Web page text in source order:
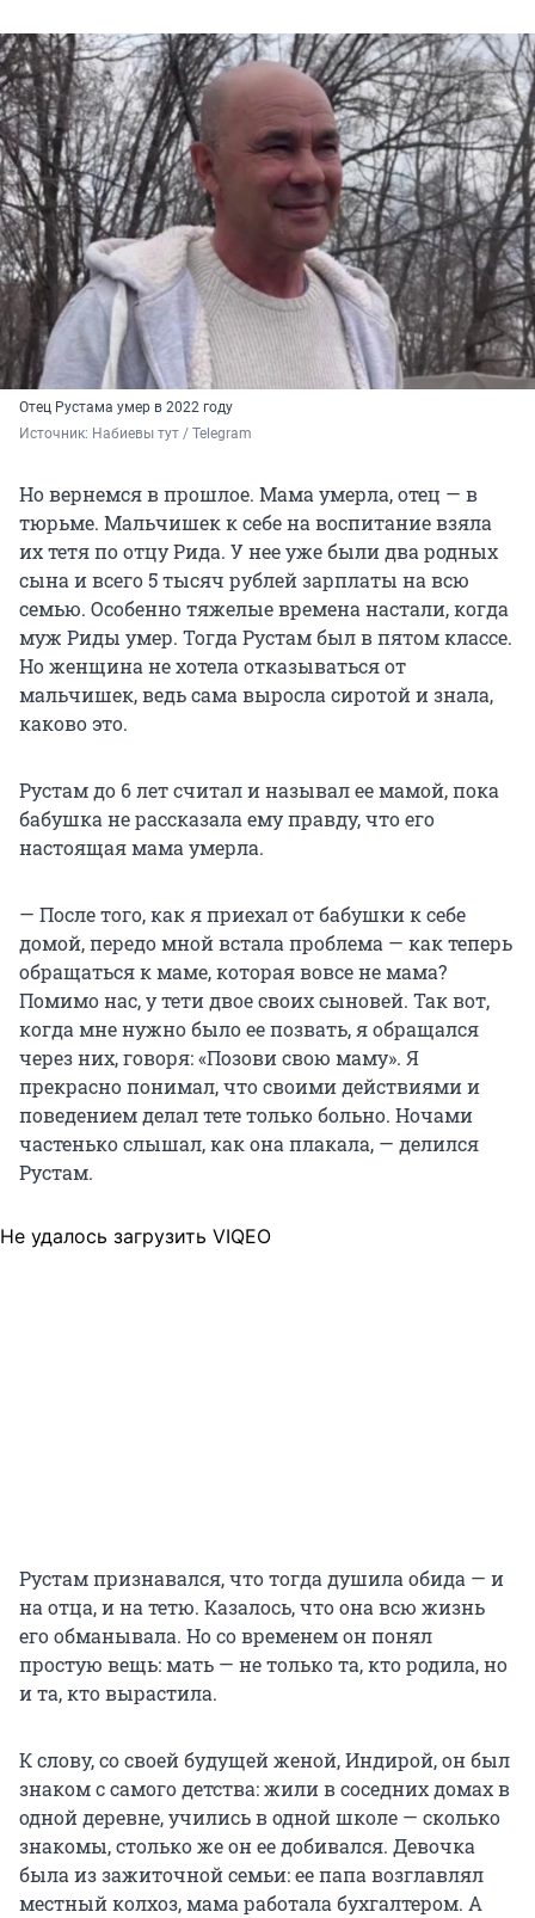
Отец Рустама умер в 2022 году
Источник: Набиевы тут / Telegram
Но вернемся в прошлое. Мама умерла, отец — в
тюрьме. Мальчишек к себе на воспитание взяла
их тетя по отцу Рида. У нее уже были два родных
сына и всего 5 тысяч рублей зарплаты на всю
семью. Особенно тяжелые времена настали, когда
муж Риды умер. Тогда Рустам был в пятом классе.
Но женщина не хотела отказываться от
мальчишек, ведь сама выросла сиротой и знала,
каково это.
Рустам до 6 лет считал и называл ее мамой, пока
бабушка не рассказала ему правду, что его
настоящая мама умерла.
— После того, как я приехал от бабушки к себе
домой, передо мной встала проблема — как теперь
обращаться к маме, которая вовсе не мама?
Помимо нас, у тети двое своих сыновей. Так вот,
когда мне нужно было ее позвать, я обращался
через них, говоря: «Позови свою маму». Я
прекрасно понимал, что своими действиями и
поведением делал тете только больно. Ночами
частенько слышал, как она плакала, — делился
Рустам.
Не удалось загрузить VIQEO
Рустам признавался, что тогда душила обида — и
на отца, и на тетю. Казалось, что она всю жизнь
его обманывала. Но со временем он понял
простую вещь: мать — не только та, кто родила, но
и та, кто вырастила.
К слову, со своей будущей женой, Индирой, он был
знаком с самого детства: жили в соседних домах в
одной деревне, учились в одной школе — сколько
знакомы, столько же он ее добивался. Девочка
была из зажиточной семьи: ее папа возглавлял
местный колхоз, мама работала бухгалтером. А